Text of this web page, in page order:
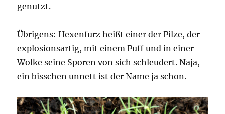
genutzt.
Übrigens: Hexenfurz heißt einer der Pilze, der
explosionsartig, mit einem Puff und in einer
Wolke seine Sporen von sich schleudert. Naja,
ein bisschen unnett ist der Name ja schon.